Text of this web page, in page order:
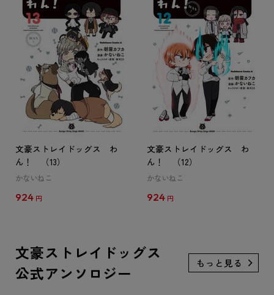
文豪ストレイドッグス わ
ん！ （13）
かないねこ
924 円
文豪ストレイドッグス わ
ん！ （12）
かないねこ
924 円
文豪ストレイドッグス
公式アンソロジー